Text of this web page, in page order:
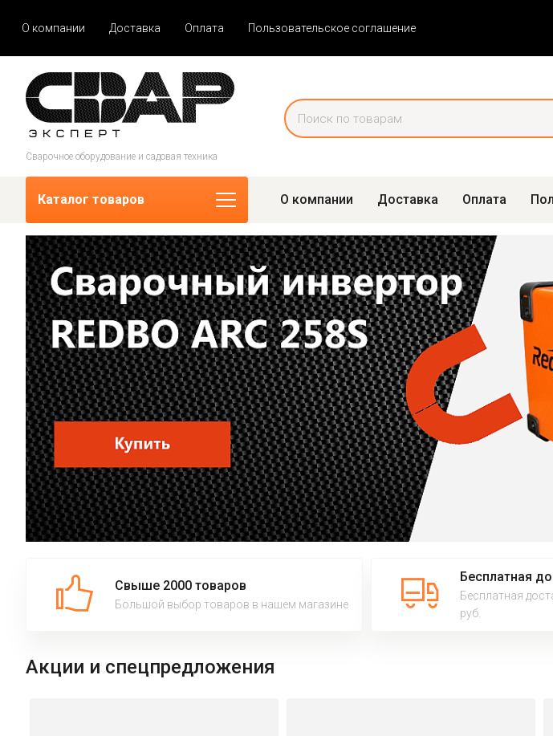
О компании Доставка Оплата Пользовательское соглашение
Сварочное оборудование и садовая техника
Каталог товаров О компании Доставка Оплата
Свыше 2000 товаров
Большой выбор товаров в нашем магазине
Бесплатная
Бесплатная
руб.
Акции и спецпредложения